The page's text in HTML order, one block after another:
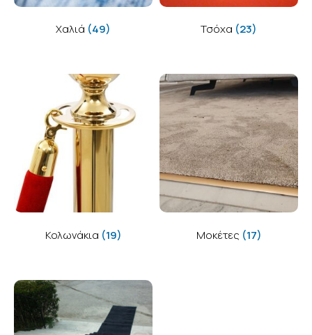
Χαλιά (49) Τσόχα (23)
Κολωνάκια (19) Μοκέτες (17)